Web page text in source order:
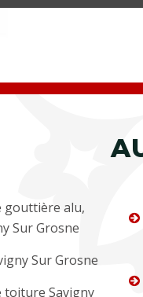
gouttière alu,
Sur Grosne
Sur Grosne
toiture Savigny